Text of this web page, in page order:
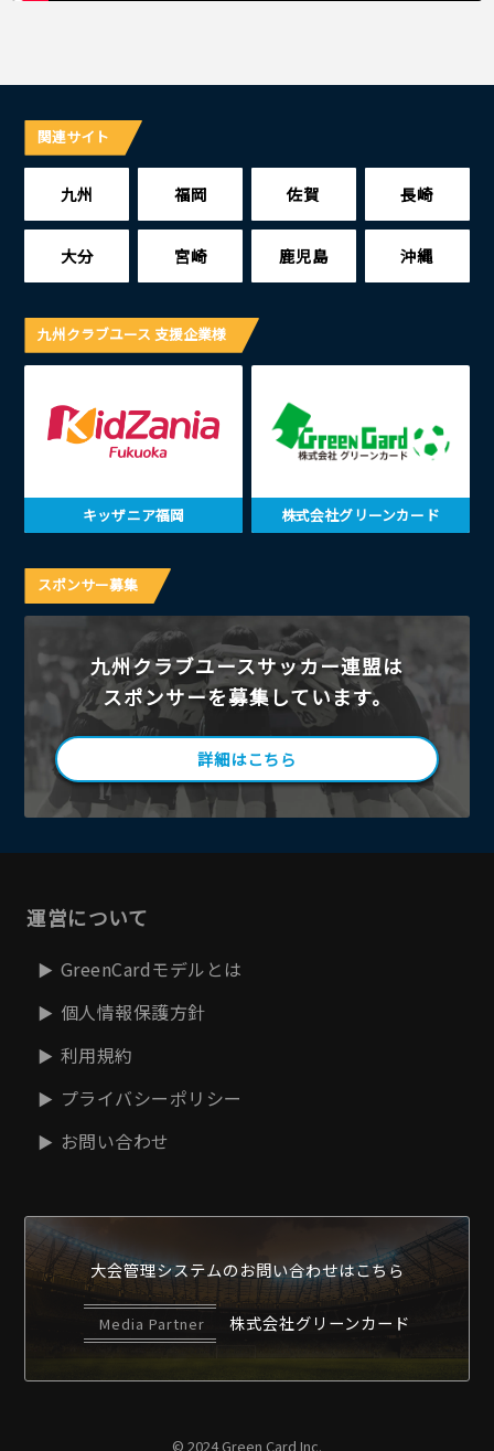
関連サイト
九州 福岡 佐賀 長崎
大分 宮崎 鹿児島 沖縄
九州クラブユース 支援企業様
キッザニア福岡 株式会社グリーンカード
スポンサー募集
九州クラブユースサッカー連盟は
スポンサーを募集しています。
詳細はこちら
運営について
GreenCardモデルとは
個人情報保護方針
利用規約
プライバシーポリシー
お問い合わせ
大会管理システムのお問い合わせはこちら
Media Partner 株式会社グリーンカード
© 2024 Green Card Inc.